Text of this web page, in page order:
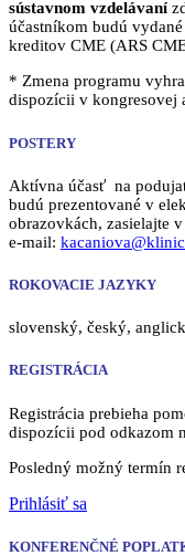
sústavnom vzdelávaní
účastníkom budú
kreditov CME (ARS
* Zmena programu
dispozícii v kongresovej
POSTERY
Aktívna účasť na
budú prezentované v
obrazovkách, zasielajte v
e-mail:
ROKOVACIE JAZYKY
slovenský, český,
REGISTRÁCIA
Registrácia prebieha
dispozícii pod odkazom
Posledný možný termín
Prihlásiť sa
KONFERENČNÉ